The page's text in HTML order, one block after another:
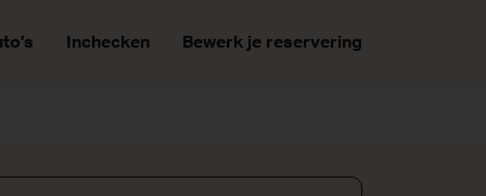
Inchecken Bewerk je reservering